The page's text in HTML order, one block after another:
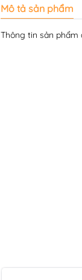
Mô tả sản phẩm
Thông tin sản phẩm